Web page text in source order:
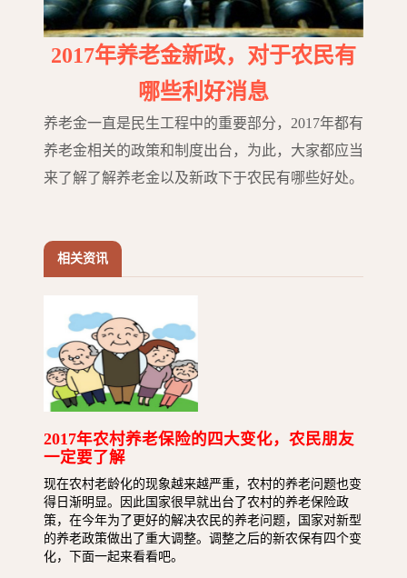
2017年养老金新政，对于农民有
哪些利好消息
养老金一直是民生工程中的重要部分，2017年都有
养老金相关的政策和制度出台，为此，大家都应当
来了解了解养老金以及新政下于农民有哪些好处。
相关资讯
2017年农村养老保险的四大变化，农民朋友
一定要了解
现在农村老龄化的现象越来越严重，农村的养老问题也变
得日渐明显。因此国家很早就出台了农村的养老保险政
策，在今年为了更好的解决农民的养老问题，国家对新型
的养老政策做出了重大调整。调整之后的新农保有四个变
化，下面一起来看看吧。